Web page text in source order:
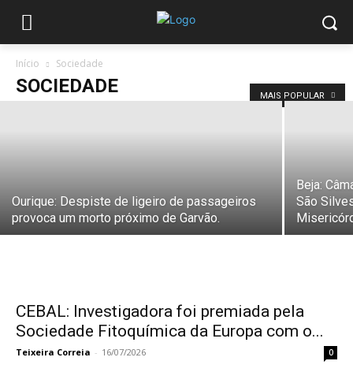
Início Sociedade
SOCIEDADE MAIS POPULAR
(Atualizada) Presidenciais: António
José Seguro ganhou a votação no
distrito de Beja.
Teixeira Correia 18/01/2026
Ourique: Despiste de ligeiro de passageiros
provoca um morto próximo de Garvão.
Beja:
São
CEBAL: Investigadora foi premiada pela
Sociedade Fitoquímica da Europa com o...
Teixeira Correia - 16/07/2026 0